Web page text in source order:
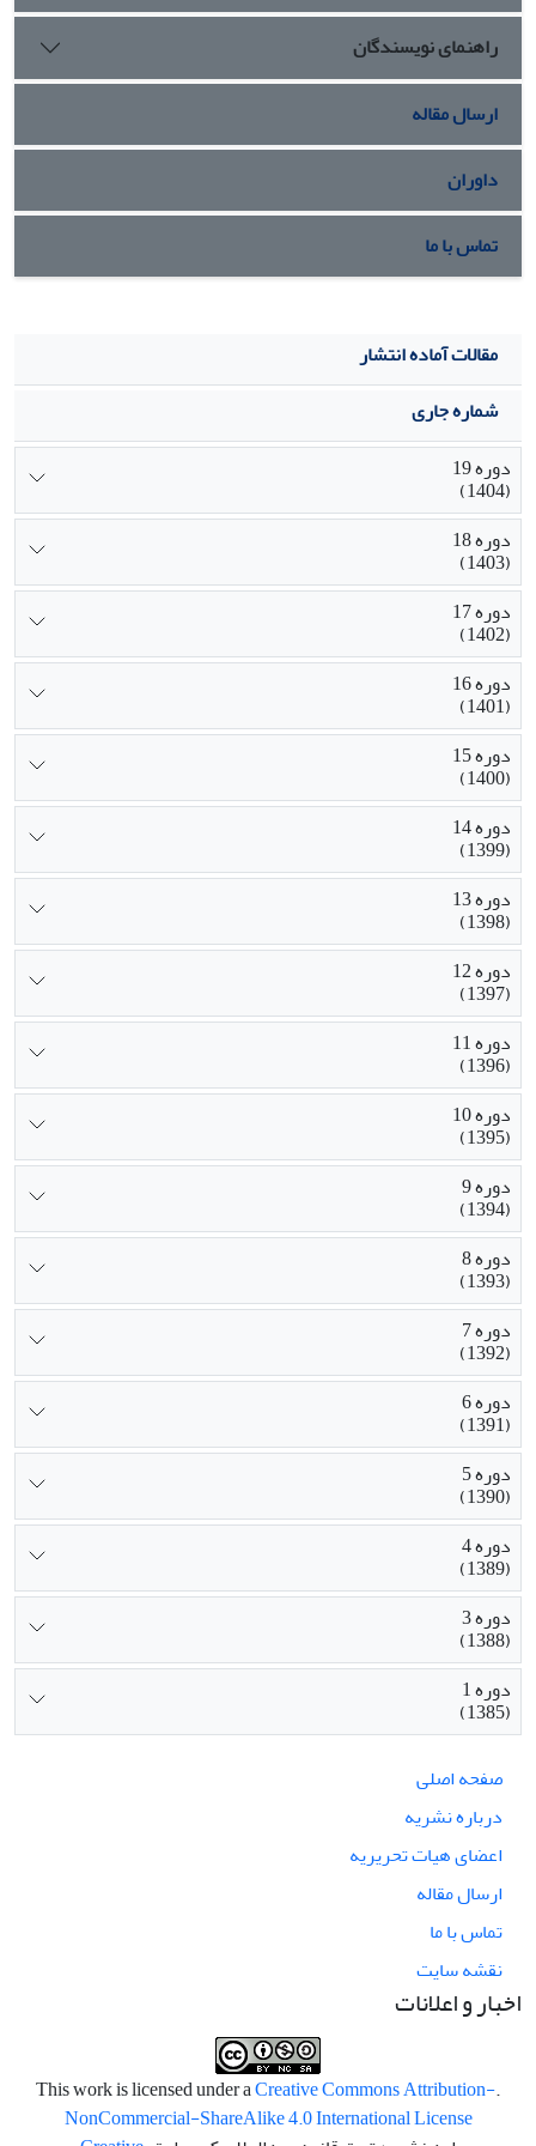
ایجاد کسب‌وکارهای پایدار و اثرگذار را فراهم می‌کند. بنابراین، کارآفرینی
زنان نه تنها فعالیت اقتصادی، بلکه محرکی برای تحول اجتماعی، فرهنگی و
اقتصادی محسوب می‌شود.
راهنمای نویسندگان
ارسال مقاله
داوران
تماس با ما
مقالات آماده انتشار
شماره جاری
دوره 19
(1404)
دوره 18
(1403)
دوره 17
(1402)
دوره 16
(1401)
دوره 15
(1400)
دوره 14
(1399)
دوره 13
(1398)
دوره 12
(1397)
دوره 11
(1396)
دوره 10
(1395)
دوره 9
(1394)
دوره 8
(1393)
دوره 7
(1392)
دوره 6
(1391)
دوره 5
(1390)
دوره 4
(1389)
دوره 3
(1388)
دوره 1
(1385)
صفحه اصلی
درباره نشریه
اعضای هیات تحریریه
ارسال مقاله
تماس با ما
نقشه سایت
اخبار و اعلانات
.This work is licensed under a
Creative Commons Attribution-
NonCommercial-ShareAlike 4.0 International License